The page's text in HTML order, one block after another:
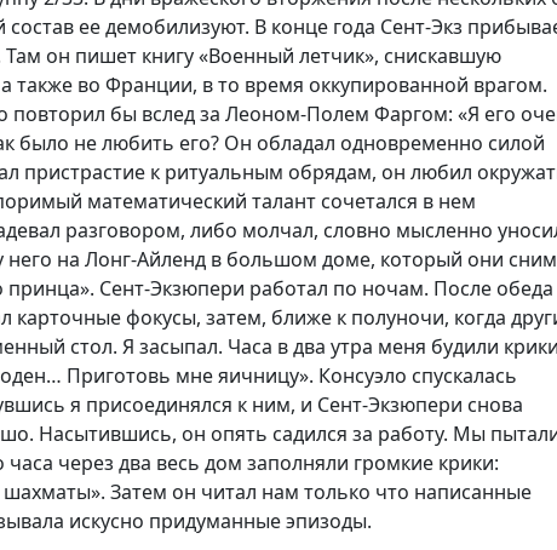
ее демобилизуют. В конце года Сент-Экз
он пишет книгу «Военный летчик», снискавшую
также во Франции, в то время оккупированной врагом.
повторил бы вслед за Леоном-Полем Фаргом: «Я его
было не любить его? Он обладал одновременно силой
пристрастие к ритуальным обрядам, он любил
математический талант сочетался в нем
разговором, либо молчал, словно мысленно
него на Лонг-Айленд в большом доме, который они
Сент-Экзюпери работал по ночам. После обеда
карточные фокусы, затем, ближе к полуночи, когда
стол. Я засыпал. Часа в два утра меня будили крики
Приготовь мне яичницу». Консуэло спускалась
я присоединялся к ним, и Сент-Экзюпери снова
Насытившись, он опять садился за работу. Мы
через два весь дом заполняли громкие крики:
Затем он читал нам только что написанные
искусно придуманные эпизоды.